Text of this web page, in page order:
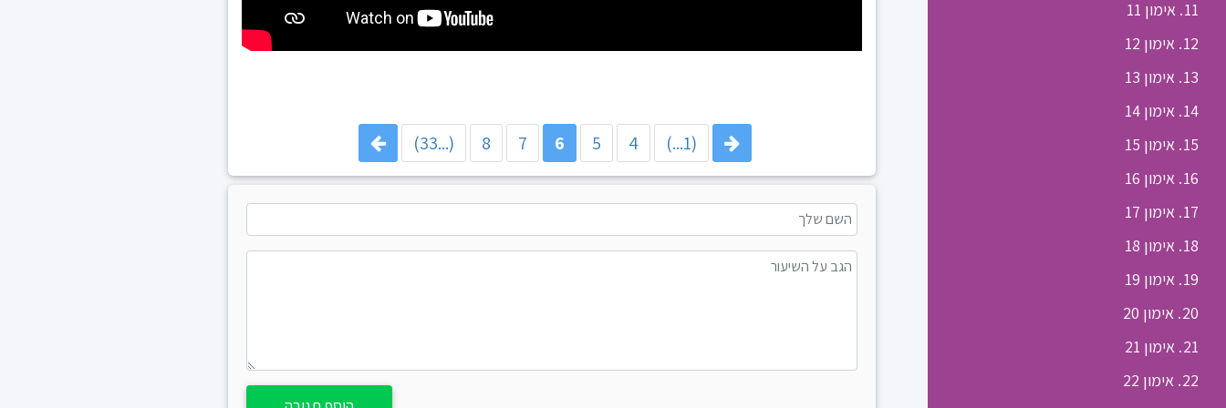
11. אימון 11
12. אימון 12
13. אימון 13
14. אימון 14
15. אימון 15
16. אימון 16
17. אימון 17
18. אימון 18
19. אימון 19
20. אימון 20
21. אימון 21
22. אימון 22
(1...)
4
5
6
7
8
(...33)